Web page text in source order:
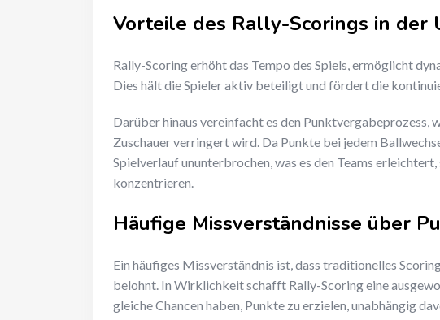
Vorteile des Rally-Scorings in der
Rally-Scoring erhöht das Tempo des Spiels, ermöglicht
Dies hält die Spieler aktiv beteiligt und fördert die
Darüber hinaus vereinfacht es den Punktvergabeprozess,
Zuschauer verringert wird. Da Punkte bei jedem
Spielverlauf ununterbrochen, was es den Teams
konzentrieren.
Häufige Missverständnisse über
Ein häufiges Missverständnis ist, dass traditionelles
belohnt. In Wirklichkeit schafft Rally-Scoring eine
gleiche Chancen haben, Punkte zu erzielen, unabhängig